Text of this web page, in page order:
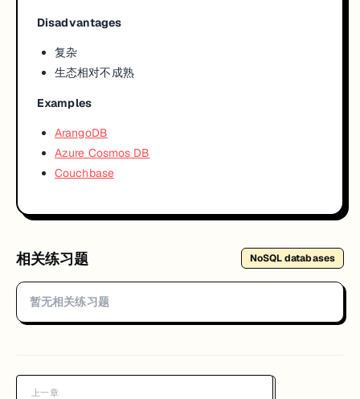
Disadvantages
复杂
生态相对不成熟
Examples
ArangoDB
Azure Cosmos DB
Couchbase
相关练习题 NoSQL databases
暂无相关练习题
上一章